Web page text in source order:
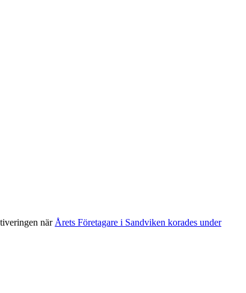
när Årets Företagare i Sandviken korades under